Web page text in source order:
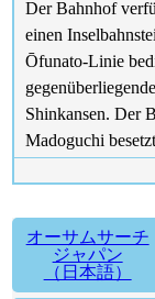
Der Bahnhof
einen
Ōfunato-Linie
Shinkansen. Der
Madoguchi
オーサムサーチ
ジャパン
（日本語）